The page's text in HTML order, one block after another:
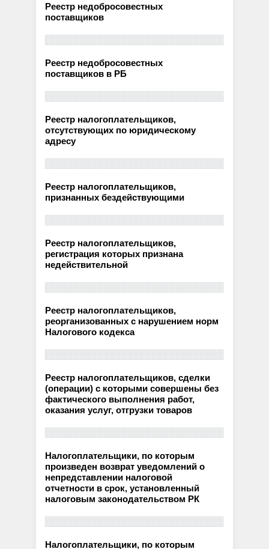
Реестр недобросовестных
поставщиков
Реестр недобросовестных
поставщиков в РБ
Реестр налогоплательщиков,
отсутствующих по юридическому
адресу
Реестр налогоплательщиков,
признанных бездействующими
Реестр налогоплательщиков,
регистрация которых признана
недействительной
Реестр налогоплательщиков,
реорганизованных с нарушением норм
Налогового кодекса
Реестр налогоплательщиков, сделки
(операции) с которыми совершены без
фактического выполнения работ,
оказания услуг, отгрузки товаров
Налогоплательщики, по которым
произведен возврат уведомлений о
непредставлении налоговой
отчетности в срок, установленный
налоговым законодательством РК
Налогоплательщики, по которым